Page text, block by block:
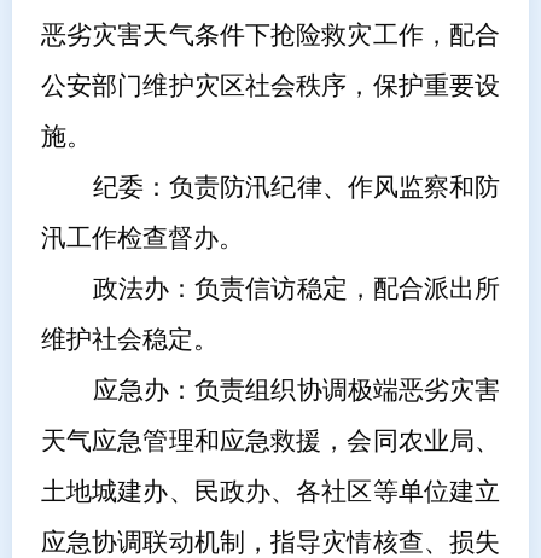
恶劣灾害天气条件下抢险救灾工作，配合
公安部门维护灾区社会秩序，保护重要设
施。
纪委：负责防汛纪律、作风监察和防
汛工作检查督办。
政法办：负责信访稳定，配合派出所
维护社会稳定。
应急办 ：负责组织协调极端恶劣灾害
天气应急管理和应急救援，会同农业局、
土地城建办、 民政办、各社区等单位建立
应急协调联动机制，指导灾情核查、损失